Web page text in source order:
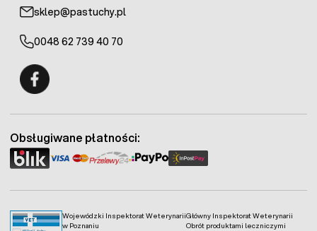
sklep@pastuchy.pl
0048 62 739 40 70
Wojewódzki Inspektorat Weterynarii
w Poznaniu
Główny Inspektorat Weterynarii
Obrót produktami leczniczymi
Obsługiwane płatności: